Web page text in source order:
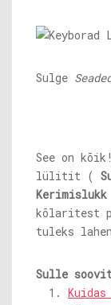
Sulge
See on
lülitit (
Kerimislukk
kõlaritest
tuleks
Sulle